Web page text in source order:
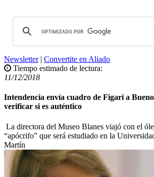
Newsletter| Convertite en Aliado
Tiempo estimado de lectura:
11/12/2018
Intendencia envía cuadro de Figari a
verificar si es auténtico
La directora del Museo Blanes viajó con el
“apócrifo” que será estudiado en la
Martín